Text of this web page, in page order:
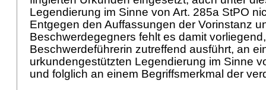
Legendierung im Sinne von Art. 285a StPO
Entgegen den Auffassungen der Vorinstanz
Beschwerdegegners fehlt es damit
Beschwerdeführerin zutreffend ausführt, an
urkundengestützten Legendierung im Sinne
und folglich an einem Begriffsmerkmal der